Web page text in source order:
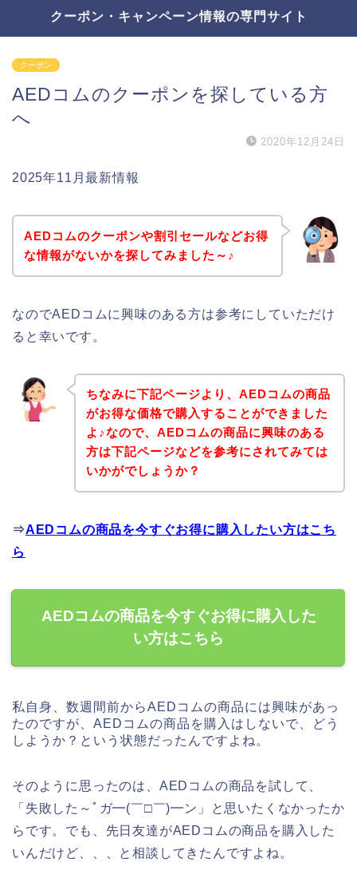
クーポン・キャンペーン情報の専門サイト
クーポン
AEDコムのクーポンを探している方
へ
2020年12月24日
2025年11月最新情報
AEDコムのクーポンや割引セールなどお得
な情報がないかを探してみました～♪
なのでAEDコムに興味のある方は参考にしていただけ
ると幸いです。
ちなみに下記ページより、AEDコムの商品
がお得な価格で購入することができました
よ♪なので、AEDコムの商品に興味のある
方は下記ページなどを参考にされてみては
いかがでしょうか？
⇒AEDコムの商品を今すぐお得に購入したい方はこち
ら
AEDコムの商品を今すぐお得に購入した
い方はこちら
私自身、数週間前からAEDコムの商品には興味があっ
たのですが、AEDコムの商品を購入はしないで、どう
しようか？という状態だったんですよね。
そのように思ったのは、AEDコムの商品を試して、
「失敗した～ﾟガ━(￣□￣)━ン」と思いたくなかったか
らです。でも、先日友達がAEDコムの商品を購入した
いんだけど、、、と相談してきたんですよね。